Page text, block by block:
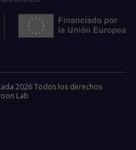
2026 Todos los derechos
Lab